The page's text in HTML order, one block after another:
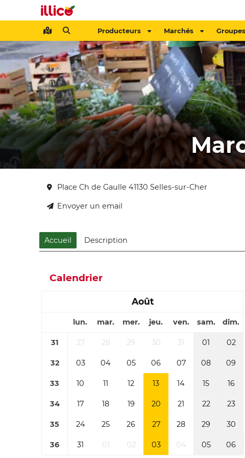
Producteurs Marchés Groupes
Place Ch de Gaulle 41130 Selles-sur-Cher
Envoyer un email
Accueil Description
Calendrier
Août
lun. mar. mer. jeu. ven. sam. dim.
31 27 28 29 30 31 01 02
32 03 04 05 06 07 08 09
33 10 11 12 13 14 15 16
34 17 18 19 20 21 22 23
35 24 25 26 27 28 29 30
36 31 01 02 03 04 05 06